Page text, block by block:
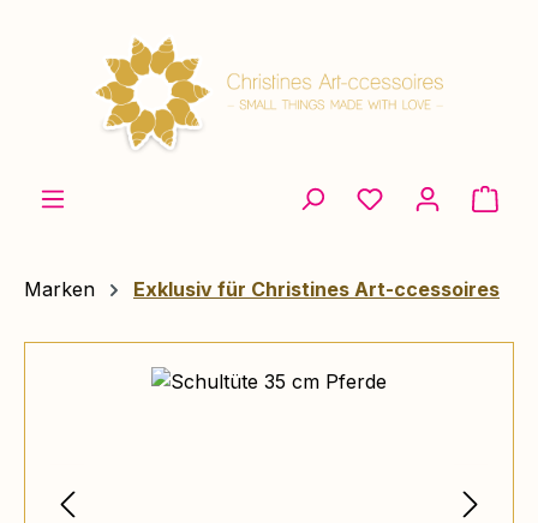
Marken Exklusiv für Christines Art-ccessoires
Bildergalerie überspringen